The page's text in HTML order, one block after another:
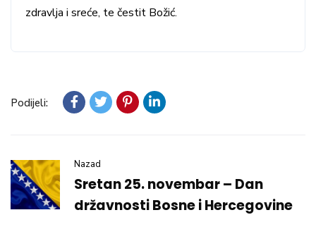
zdravlja i sreće, te čestit Božić.
Podijeli:
Nazad
Sretan 25. novembar – Dan
državnosti Bosne i Hercegovine